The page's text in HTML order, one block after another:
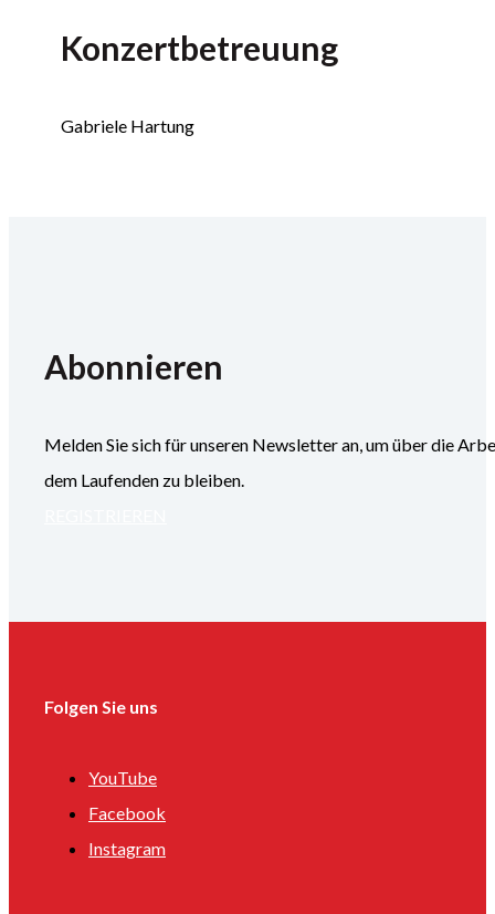
Konzertbetreuung
Gabriele Hartung
Abonnieren
Melden Sie sich für unseren Newsletter an, um über die
dem Laufenden zu bleiben.
Folgen Sie uns
YouTube
Facebook
Instagram